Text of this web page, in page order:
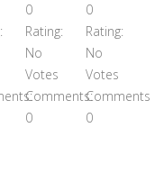
0
Rating:
No
Votes
Comments:
0
0
Rating:
No
Votes
Comments:
0